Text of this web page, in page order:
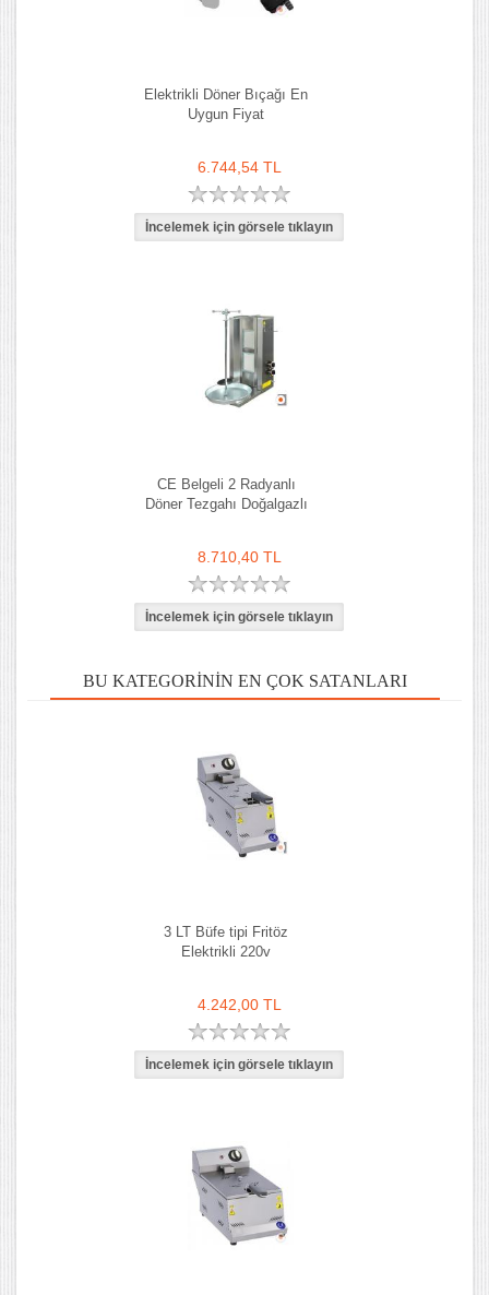
Elektrikli Döner Bıçağı En
Uygun Fiyat
6.744,54 TL
CE Belgeli 2 Radyanlı
Döner Tezgahı Doğalgazlı
8.710,40 TL
BU KATEGORININ EN ÇOK SATANLARI
3 LT Büfe tipi Fritöz
Elektrikli 220v
4.242,00 TL